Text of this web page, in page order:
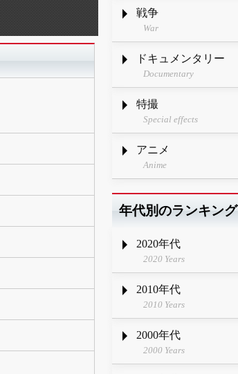
戦争
War
ドキュメンタリー
Documentary
特撮
Special effects
アニメ
Anime
年代別のランキング
2020年代
2020 Years
2010年代
2010 Years
2000年代
2000 Years